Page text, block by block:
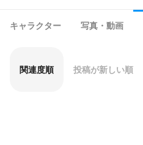
キャラクター 写真・動画
関連度順 投稿が新しい順